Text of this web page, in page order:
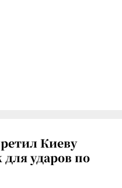
Киеву
ударов по